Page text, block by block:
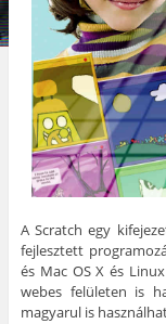
A Scratch egy
fejlesztett
és Mac OS X és
webes felületen is
magyarul is